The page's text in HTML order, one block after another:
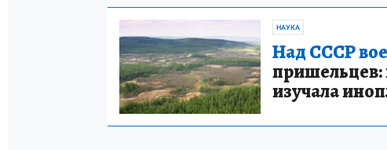
НАУКА
Над СССР
пришельцев:
изучала